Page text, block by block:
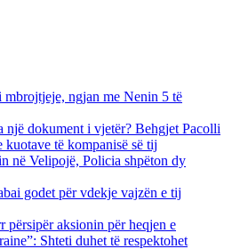
ngjan me Nenin 5 të
një dokument i vjetër? Behgjet Pacolli
kuotave të kompanisë së tij
në Velipojë, Policia shpëton dy
godet për vdekje vajzën e tij
përsipër aksionin për heqjen e
Shteti duhet të respektohet